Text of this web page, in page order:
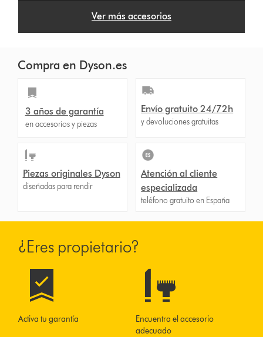
Ver más accesorios
Compra en Dyson.es
3 años de garantía
en accesorios y piezas
Envío gratuito 24/72h
y devoluciones gratuitas
Piezas originales Dyson
diseñadas para rendir
Atención al cliente
especializada
teléfono gratuito en España
¿Eres propietario?
Activa tu garantía
Encuentra el accesorio
adecuado